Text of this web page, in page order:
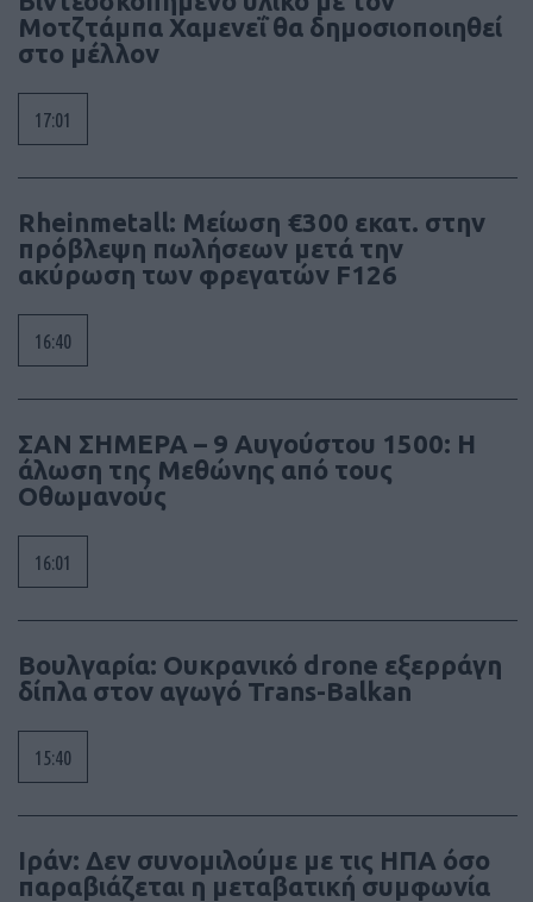
Μοτζτάμπα Χαμενεΐ θα δημοσιοποιηθεί
στο μέλλον
17:01
Rheinmetall: Μείωση €300 εκατ. στην
πρόβλεψη πωλήσεων μετά την
ακύρωση των φρεγατών F126
16:40
ΣΑΝ ΣΗΜΕΡΑ – 9 Αυγούστου 1500: Η
άλωση της Μεθώνης από τους
Οθωμανούς
16:01
Βουλγαρία: Ουκρανικό drone εξερράγη
δίπλα στον αγωγό Trans-Balkan
15:40
Ιράν: Δεν συνομιλούμε με τις ΗΠΑ όσο
παραβιάζεται η μεταβατική συμφωνία